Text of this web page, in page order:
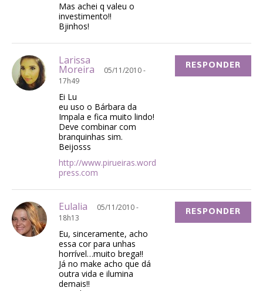
Mas achei q valeu o
investimento!!
Bjinhos!
Larissa
Moreira
05/11/2010 -
17h49
Ei Lu
eu uso o Bárbara da
Impala e fica muito lindo!
Deve combinar com
branquinhas sim.
Beijosss
http://www.pirueiras.word
press.com
RESPONDER
Eulalia
05/11/2010 -
18h13
Eu, sinceramente, acho
essa cor para unhas
horrível…muito brega!!
Já no make acho que dá
outra vida e ilumina
demais!!
RESPONDER